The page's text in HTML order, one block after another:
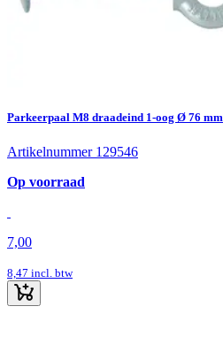
Parkeerpaal M8 draadeind 1-oog Ø 76 mm
Artikelnummer 129546
Op voorraad
7,00
8,47 incl. btw